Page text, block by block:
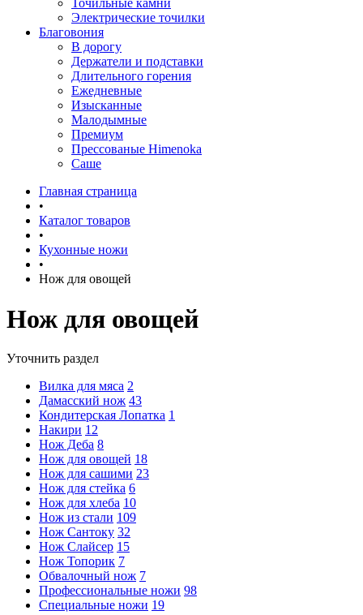
Точильные камни
Электрические точилки
Благовония
В дорогу
Держатели и подставки
Длительного горения
Ежедневные
Изысканные
Малодымные
Премиум
Прессованые Himenoka
Саше
Главная страница
•
Каталог товаров
•
Кухонные ножи
•
Нож для овощей
Нож для овощей
Уточнить раздел
Вилка для мяса 2
Дамасский нож 43
Кондитерская Лопатка 1
Накири 12
Нож Деба 8
Нож для овощей 18
Нож для сашими 23
Нож для стейка 6
Нож для хлеба 10
Нож из стали 109
Нож Сантоку 32
Нож Слайсер 15
Нож Топорик 7
Обвалочный нож 7
Профессиональные ножи 98
Специальные ножи 19